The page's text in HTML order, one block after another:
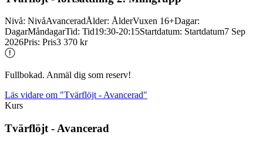
Nivå: NivåAvanceradÅlder: ÅlderVuxen 16+Dagar:
DagarMåndagarTid: Tid19:30-20:15Startdatum: Startdatum7 Sep
2026Pris: Pris3 370 kr
Fullbokad. Anmäl dig som reserv!
Läs vidare om "Tvärflöjt - Avancerad"
Kurs
Tvärflöjt - Avancerad